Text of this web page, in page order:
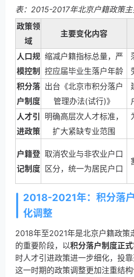
表：2015-2017年北京户籍政策
政策领
域
主要变化内容
人口规
模控制
缩减户籍指标总量，严
控应届毕业生落户年龄
积分落
户制度
出台《北京市积分落户
管理办法(试行)》
人才引
进政策
明确高层次人才标准，
扩大紧缺专业范围
户籍登
记制度
取消农业与非农业户口
区分，统一为居民户口
2018-2021年：积分落
化调整
2018年至2021年是北京户籍政策
的重要阶段，以积分落户制度正
时人才引进政策进一步细化，投靠
这一时期的政策调整更加注重结